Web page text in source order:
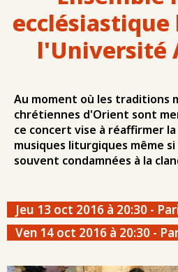
l'Université
Au moment où les traditions
chrétiennes d'Orient sont
ce concert vise à réaffirmer
musiques liturgiques même
souvent condamnées à la
Jeu 13 oct 2016 à 20:30 -
Ven 14 oct 2016 à 20:30 -